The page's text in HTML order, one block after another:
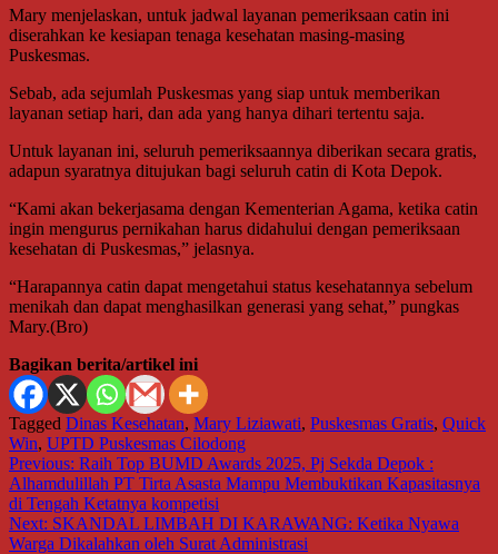
Mary menjelaskan, untuk jadwal layanan pemeriksaan catin ini
diserahkan ke kesiapan tenaga kesehatan masing-masing
Puskesmas.
Sebab, ada sejumlah Puskesmas yang siap untuk memberikan
layanan setiap hari, dan ada yang hanya dihari tertentu saja.
Untuk layanan ini, seluruh pemeriksaannya diberikan secara gratis,
adapun syaratnya ditujukan bagi seluruh catin di Kota Depok.
“Kami akan bekerjasama dengan Kementerian Agama, ketika catin
ingin mengurus pernikahan harus didahului dengan pemeriksaan
kesehatan di Puskesmas,” jelasnya.
“Harapannya catin dapat mengetahui status kesehatannya sebelum
menikah dan dapat menghasilkan generasi yang sehat,” pungkas
Mary.(Bro)
Bagikan berita/artikel ini
Tagged Dinas Kesehatan, Mary Liziawati, Puskesmas Gratis, Quick
Win, UPTD Puskesmas Cilodong
Navigasi
pos
Previous: Raih Top BUMD Awards 2025, Pj Sekda Depok :
Alhamdulillah PT Tirta Asasta Mampu Membuktikan Kapasitasnya
di Tengah Ketatnya kompetisi
Next: SKANDAL LIMBAH DI KARAWANG: Ketika Nyawa
Warga Dikalahkan oleh Surat Administrasi